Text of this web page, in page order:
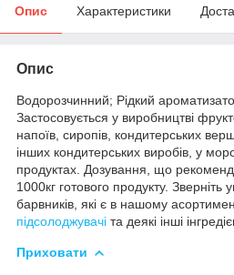
Опис Характеристики
Опис
Водорозчинний; Рідкий
Застосовується у виробництві
напоїв, сиропів, кондитерських
інших кондитерських виробів, у
продуктах. Дозування, що
1000кг готового продукту. Зверніть
барвників, які є в нашому
підсолоджувачі та деякі інші
Приховати